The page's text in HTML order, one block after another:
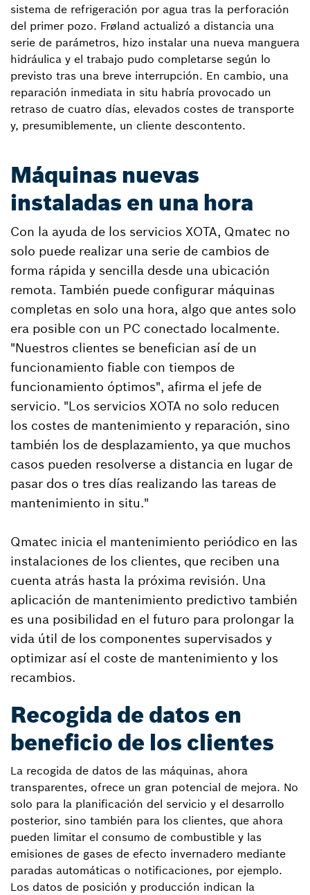
sistema de refrigeración por agua tras la perforación
del primer pozo. Frøland actualizó a distancia una
serie de parámetros, hizo instalar una nueva manguera
hidráulica y el trabajo pudo completarse según lo
previsto tras una breve interrupción. En cambio, una
reparación inmediata in situ habría provocado un
retraso de cuatro días, elevados costes de transporte
y, presumiblemente, un cliente descontento.
Máquinas nuevas
instaladas en una hora
Con la ayuda de los servicios XOTA, Qmatec no
solo puede realizar una serie de cambios de
forma rápida y sencilla desde una ubicación
remota. También puede configurar máquinas
completas en solo una hora, algo que antes solo
era posible con un PC conectado localmente.
"Nuestros clientes se benefician así de un
funcionamiento fiable con tiempos de
funcionamiento óptimos", afirma el jefe de
servicio. "Los servicios XOTA no solo reducen
los costes de mantenimiento y reparación, sino
también los de desplazamiento, ya que muchos
casos pueden resolverse a distancia en lugar de
pasar dos o tres días realizando las tareas de
mantenimiento in situ."
Qmatec inicia el mantenimiento periódico en las
instalaciones de los clientes, que reciben una
cuenta atrás hasta la próxima revisión. Una
aplicación de mantenimiento predictivo también
es una posibilidad en el futuro para prolongar la
vida útil de los componentes supervisados y
optimizar así el coste de mantenimiento y los
recambios.
Recogida de datos en
beneficio de los clientes
La recogida de datos de las máquinas, ahora
transparentes, ofrece un gran potencial de mejora. No
solo para la planificación del servicio y el desarrollo
posterior, sino también para los clientes, que ahora
pueden limitar el consumo de combustible y las
emisiones de gases de efecto invernadero mediante
paradas automáticas o notificaciones, por ejemplo.
Los datos de posición y producción indican la